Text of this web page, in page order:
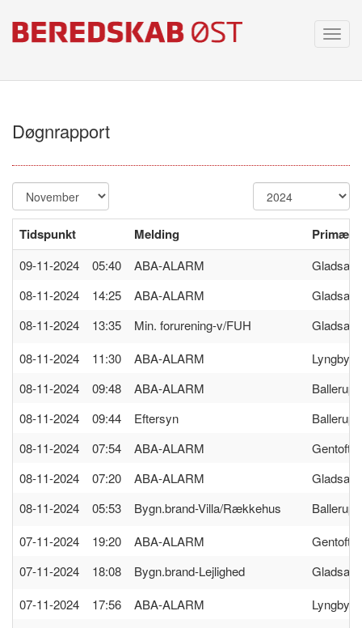
Døgnrapport
Tidspunkt Melding Primær
09-11-2024 05:40 ABA-ALARM
Gladsaxe
08-11-2024 14:25
ABA-ALARM
Gladsaxe
08-11-2024 13:35
Min. forurening-v/FUH
Gladsaxe
08-11-2024 11:30
ABA-ALARM
Lyngby
08-11-2024 09:48
ABA-ALARM
Ballerup
08-11-2024 09:44
Eftersyn
Ballerup
08-11-2024 07:54
ABA-ALARM
Gentofte
08-11-2024 07:20
ABA-ALARM
Gladsaxe
08-11-2024 05:53
Bygn.brand-Villa/Rækkehus
Ballerup
07-11-2024 19:20
ABA-ALARM
Gentofte
07-11-2024 18:08
Bygn.brand-Lejlighed
Gladsaxe
07-11-2024 17:56
ABA-ALARM
Lyngby